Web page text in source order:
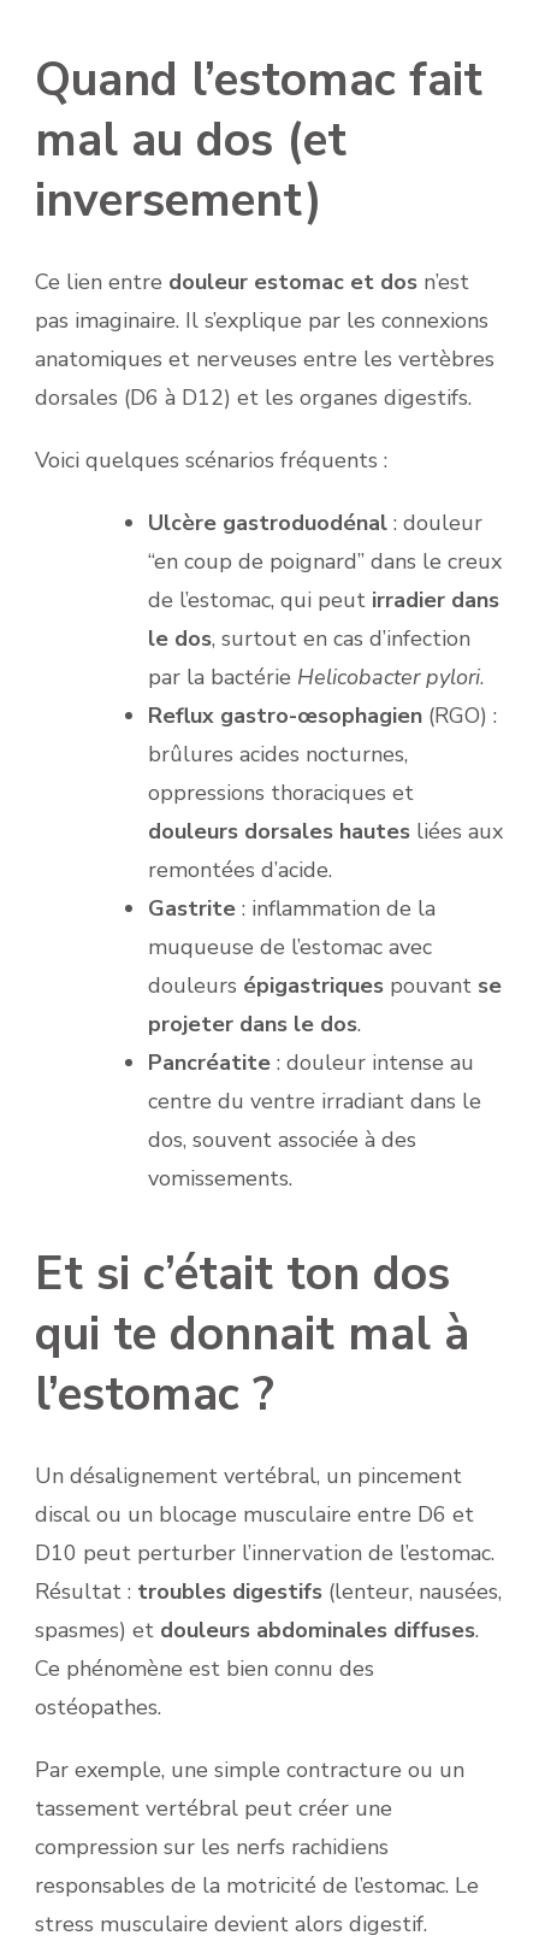
Quand l’estomac fait
mal au dos (et
inversement)
Ce lien entre douleur estomac et dos n’est
pas imaginaire. Il s’explique par les connexions
anatomiques et nerveuses entre les vertèbres
dorsales (D6 à D12) et les organes digestifs.
Voici quelques scénarios fréquents :
Ulcère gastroduodénal : douleur
“en coup de poignard” dans le creux
de l’estomac, qui peut irradier dans
le dos, surtout en cas d’infection
par la bactérie Helicobacter pylori.
Reflux gastro-œsophagien (RGO) :
brûlures acides nocturnes,
oppressions thoraciques et
douleurs dorsales hautes liées aux
remontées d’acide.
Gastrite : inflammation de la
muqueuse de l’estomac avec
douleurs épigastriques pouvant se
projeter dans le dos.
Pancréatite : douleur intense au
centre du ventre irradiant dans le
dos, souvent associée à des
vomissements.
Et si c’était ton dos
qui te donnait mal à
l’estomac ?
Un désalignement vertébral, un pincement
discal ou un blocage musculaire entre D6 et
D10 peut perturber l’innervation de l’estomac.
Résultat : troubles digestifs (lenteur, nausées,
spasmes) et douleurs abdominales diffuses.
Ce phénomène est bien connu des
ostéopathes.
Par exemple, une simple contracture ou un
tassement vertébral peut créer une
compression sur les nerfs rachidiens
responsables de la motricité de l’estomac. Le
stress musculaire devient alors digestif.